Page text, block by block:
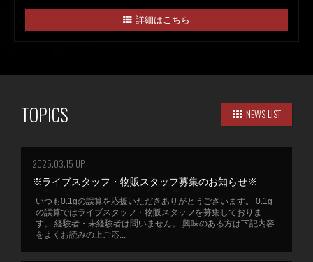
詳細はこちら
TOPICS NEWS LIST
2025.03.15 UP
※ライブスタッフ・物販スタッフ募集のお知らせ※
いつも0.1gの誤算を応援いただきありがとうございます。 0.1g
の誤算ではライブスタッフ・物販スタッフを募集しておりま
す。 経験者・未経験者は問いません。 興味のある方は下記内容
をよくお読みの上ご応...